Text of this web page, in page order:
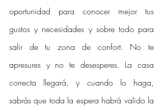
oportunidad para conocer mejor tus
gustos y necesidades y sobre todo para
salir de tu zona de confort. No te
apresures y no te desesperes. La casa
correcta llegará, y cuando lo haga,
sabrás que toda la espera habrá valido la